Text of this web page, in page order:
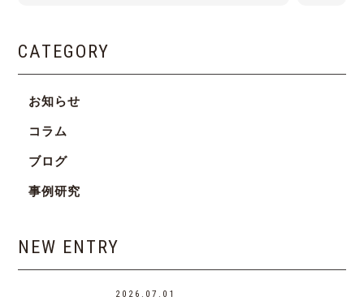
CATEGORY
お知らせ
コラム
ブログ
事例研究
NEW ENTRY
2026.07.01